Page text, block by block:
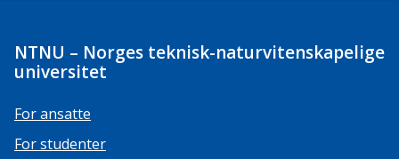
NTNU – Norges teknisk-naturvitenskapelige
universitet
For ansatte
For studenter